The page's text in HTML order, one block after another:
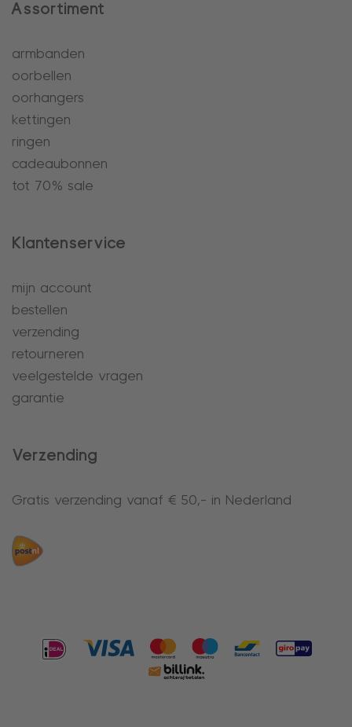
Assortiment
armbanden
oorbellen
oorhangers
kettingen
ringen
cadeaubonnen
tot 70% sale
Klantenservice
mijn account
bestellen
verzending
retourneren
veelgestelde vragen
garantie
Verzending
Gratis verzending vanaf € 50,- in Nederland